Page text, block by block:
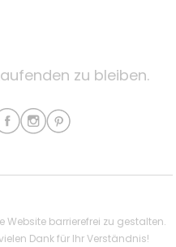
zu bleiben.
Website barrierefrei zu gestalten.
Dank für Ihr Verständnis!